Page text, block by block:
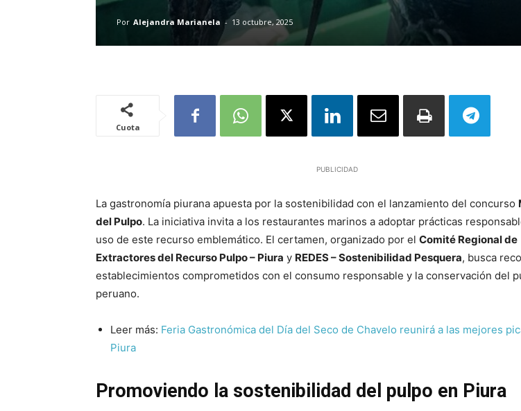
Por Alejandra Marianela - 13 octubre, 2025
Cuota
PUBLICIDAD
La gastronomía piurana apuesta por la sostenibilidad con el lanzamiento del concurso
del Pulpo. La iniciativa invita a los restaurantes marinos a adoptar prácticas
uso de este recurso emblemático. El certamen, organizado por el Comité Regional de
Extractores del Recurso Pulpo – Piura y REDES – Sostenibilidad Pesquera, busca
establecimientos comprometidos con el consumo responsable y la conservación del
peruano.
Leer más: Feria Gastronómica del Día del Seco de Chavelo reunirá a las mejores
Piura
Promoviendo la sostenibilidad del pulpo en Piura